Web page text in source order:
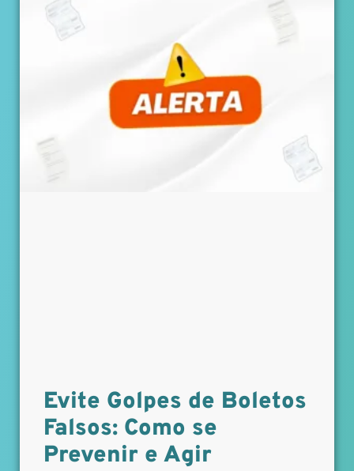
Evite Golpes de Boletos
Falsos: Como se
Prevenir e Agir